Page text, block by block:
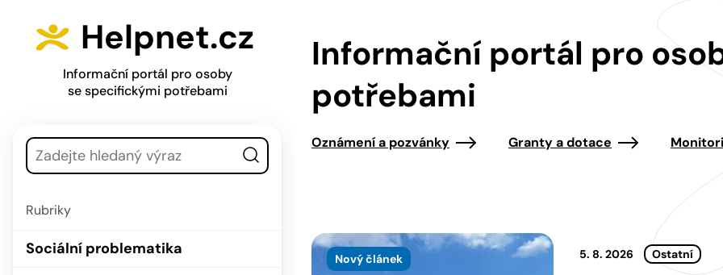
Helpnet.cz
Informační portál pro osoby
se specifickými potřebami
Rubriky
Sociální problematika
Informační portál pro
potřebami
Oznámení a pozvánky Granty a dotace
Nový článek 5. 8. 2026 Ostatní